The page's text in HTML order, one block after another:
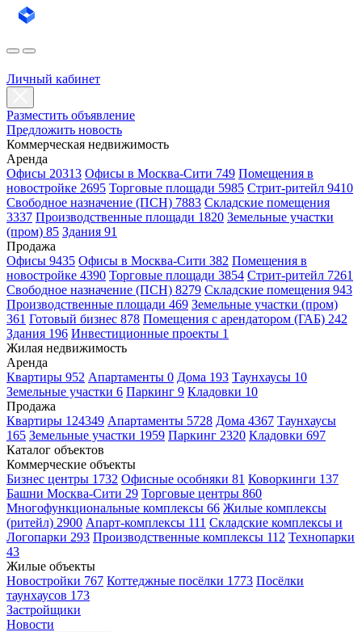
Личный кабинет
Разместить объявление
Предложить новость
Коммерческая недвижимость
Аренда
Офисы 20313 Офисы в Москва-Сити 749 Помещения в
новостройке 2695 Торговые площади 5985 Стрит-ритейл 9410
Свободное назначение (ПСН) 7883 Складские помещения
3337 Производственные площади 1820 Земельные участки
(пром) 85 Здания 91
Продажа
Офисы 9435 Офисы в Москва-Сити 382 Помещения в
новостройке 4390 Торговые площади 3854 Стрит-ритейл 7261
Свободное назначение (ПСН) 8279 Складские помещения 943
Производственные площади 469 Земельные участки (пром)
361 Готовый бизнес 878 Помещения с арендатором (ГАБ) 242
Здания 196 Инвестиционные проекты 1
Жилая недвижимость
Аренда
Квартиры 952 Апартаменты 0 Дома 193 Таунхаусы 10
Земельные участки 6 Паркинг 9 Кладовки 10
Продажа
Квартиры 124349 Апартаменты 5728 Дома 4367 Таунхаусы
165 Земельные участки 1959 Паркинг 2320 Кладовки 697
Каталог объектов
Коммерческие объекты
Бизнес центры 1732 Офисные особняки 81 Коворкинги 137
Башни Москва-Сити 29 Торговые центры 860
Многофункциональные комплексы 66 Жилые комплексы
(ритейл) 2900 Апарт-комплексы 111 Складские комплексы и
Логопарки 293 Производственные комплексы 112 Технопарки
43
Жилые объекты
Новостройки 767 Коттеджные посёлки 1773 Посёлки
таунхаусов 173
Застройщики
Новости